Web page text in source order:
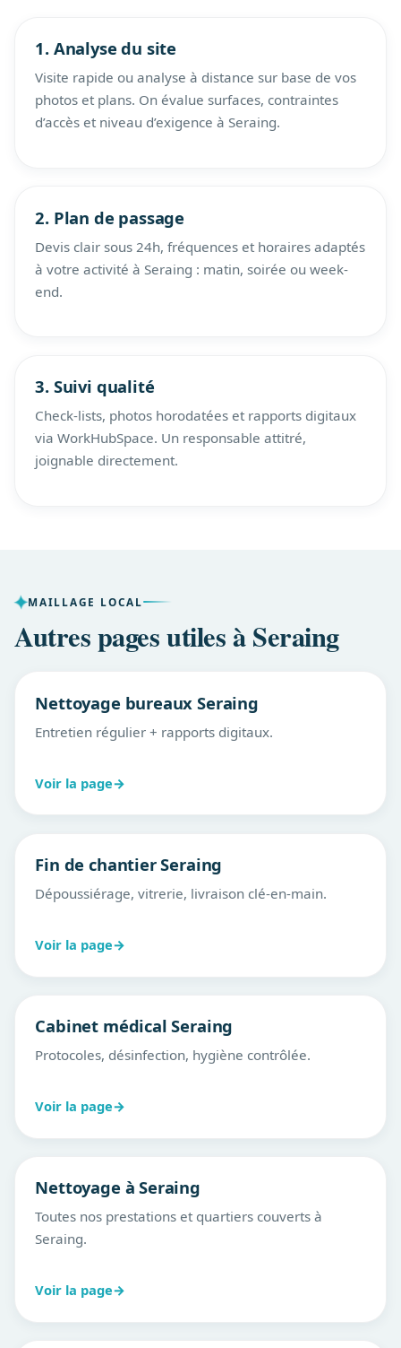
1. Analyse du site
Visite rapide ou analyse à distance sur base de vos
photos et plans. On évalue surfaces, contraintes
d’accès et niveau d’exigence à Seraing.
2. Plan de passage
Devis clair sous 24h, fréquences et horaires adaptés
à votre activité à Seraing : matin, soirée ou week-
end.
3. Suivi qualité
Check-lists, photos horodatées et rapports digitaux
via WorkHubSpace. Un responsable attitré,
joignable directement.
MAILLAGE LOCAL
Autres pages utiles à Seraing
Nettoyage bureaux Seraing
Entretien régulier + rapports digitaux.
Voir la page→
Fin de chantier Seraing
Dépoussiérage, vitrerie, livraison clé-en-main.
Voir la page→
Cabinet médical Seraing
Protocoles, désinfection, hygiène contrôlée.
Voir la page→
Nettoyage à Seraing
Toutes nos prestations et quartiers couverts à
Seraing.
Voir la page→